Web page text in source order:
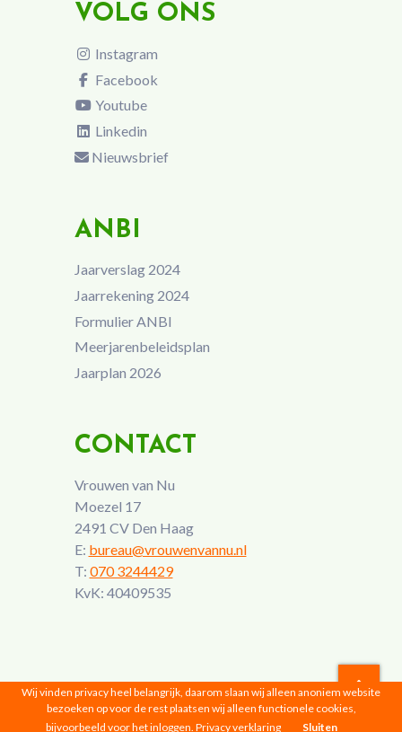
VOLG ONS
Instagram
Facebook
Youtube
Linkedin
Nieuwsbrief
ANBI
Jaarverslag 2024
Jaarrekening 2024
Formulier ANBI
Meerjarenbeleidsplan
Jaarplan 2026
CONTACT
Vrouwen van Nu
Moezel 17
2491 CV Den Haag
E: bureau@vrouwenvannu.nl
T: 070 3244429
KvK: 40409535
Vrouwen van Nu © 2026 |Privacyverklaring
Wij vinden privacy heel belangrijk, daarom slaan wij alleen anoniem website
bezoeken op voor de rest plaatsen wij alleen functionele cookies,
bijvoorbeeld voor het inloggen. Privacy verklaring Sluiten